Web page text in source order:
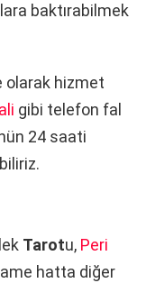
baktırabilmek
olarak hizmet
gibi telefon fal
24 saati
Tarotu, Peri
hatta diğer